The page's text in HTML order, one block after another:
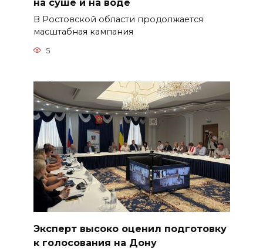
на суше и на воде
В Ростовской области продолжается
масштабная кампания
5
Эксперт высоко оценил подготовку
к голосования на Дону